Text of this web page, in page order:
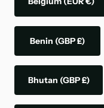
Benin (GBP £)
Bhutan (GBP £)